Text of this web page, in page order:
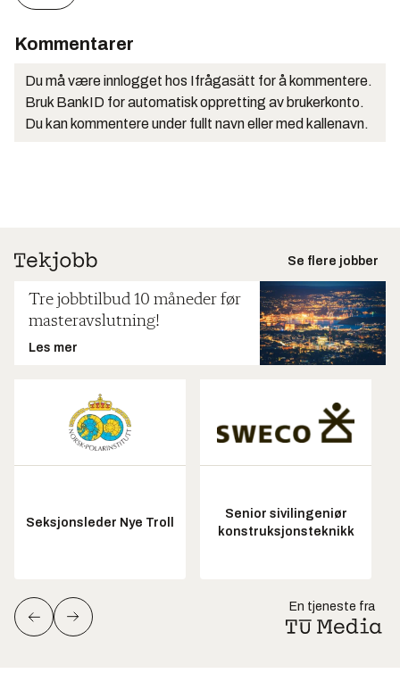
Kommentarer
Du må være innlogget hos Ifrågasätt for å kommentere.
Bruk BankID for automatisk oppretting av brukerkonto.
Du kan kommentere under fullt navn eller med kallenavn.
Se flere jobber
Tre jobbtilbud 10 måneder før
masteravslutning!
Les mer
Seksjonsleder Nye Troll
Senior sivilingeniør
konstruksjonsteknikk
En tjeneste fra